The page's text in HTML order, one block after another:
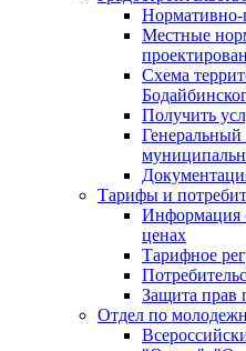
Нормативно-
Местные
Схема
Получить
Тарифы и
Информация
ценах
Тарифное
Защита прав
Отдел по